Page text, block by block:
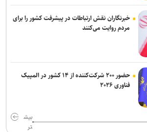
خبرنگاران نقش ارتباطات در پیشرفت کشور را برای
مردم روایت می‌کنند
حضور ۲۰۰ شرکت‌کننده از ۱۴ کشور در المپیک
فناوری ۲۰۲۶
بیش
تر